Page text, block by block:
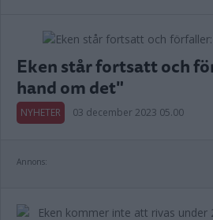
Eken står fortsatt och
hand om det"
NYHETER 03 december 2023 05.00
Annons: